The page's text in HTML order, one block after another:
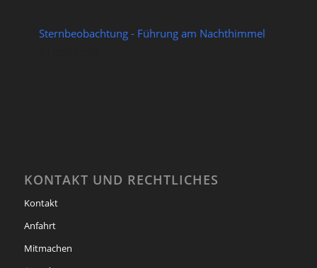
Sternbeobachtung - Führung am Nachthimmel
KONTAKT UND RECHTLICHES
Kontakt
Anfahrt
Mitmachen